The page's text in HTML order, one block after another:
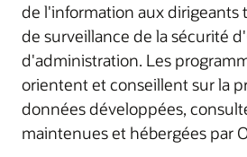
de l'information aux dirigeants
de surveillance de la sécurité
d'administration. Les
orientent et conseillent sur la
données développées,
maintenues et hébergées par